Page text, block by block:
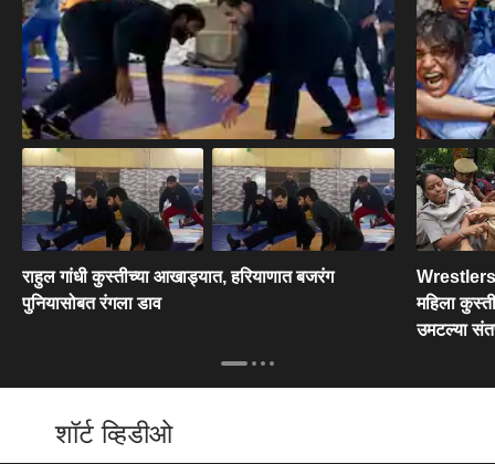
राहुल गांधी कुस्तीच्या आखाड्यात, हरियाणात बजरंग
पुनियासोबत रंगला डाव
महिला
उमटल्या
शॉर्ट व्हिडीओ